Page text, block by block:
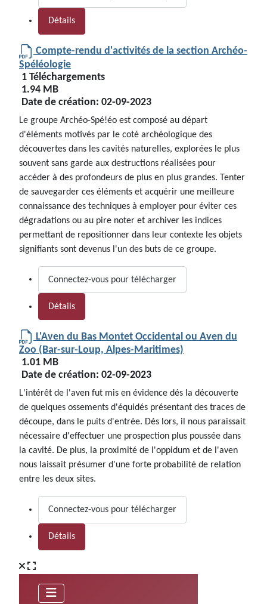
Détails
Compte-rendu d'activités de la section Archéo-
Spéléologie
1 Téléchargements
1.94 MB
Date de création: 02-09-2023
Le groupe Archéo-Spé!éo est composé au départ
d'éléments motivés par le coté archéologique des
découvertes dans les cavités naturelles, explorées le plus
souvent sans garde aux destructions réalisées pour
accéder à des profondeurs de plus en plus grandes. Tenter
de sauvegarder ces éléments et acquérir une meilleure
connaissance des techniques à employer pour éviter ces
dégradations ou au pire noter et archiver les indices
permettant de repositionner dans leur contexte les objets
signifiants sont devenus l'un des buts de ce groupe.
Connectez-vous pour télécharger
Détails
L'Aven du Bas Montet Occidental ou Aven du
Zoo (Bar-sur-Loup, Alpes-Maritimes)
1.01 MB
Date de création: 02-09-2023
L'intérêt de l'aven fut mis en évidence dés la découverte
de quelques ossements d'équidés présentant des traces de
découpe, dans le puits d'entrée. Dés lors, il nous paraissait
nécessaire d'effectuer une prospection plus poussée dans
la cavité. De plus, la proximité de l'oppidum et de l'aven
nous laissait présumer d'une forte probabilité de relation
entre les deux sites.
Connectez-vous pour télécharger
Détails